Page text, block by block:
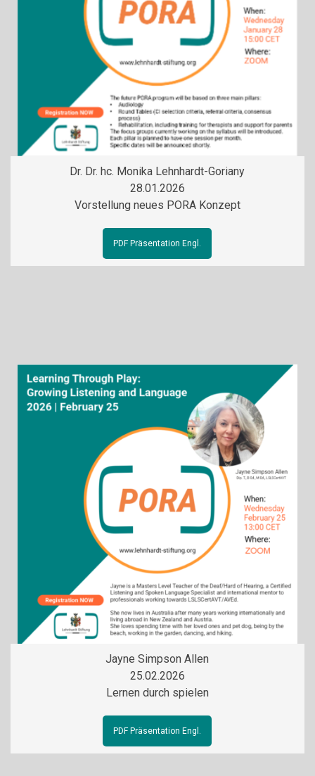
Dr. Dr. hc. Monika Lehnhardt-Goriany
28.01.2026
Vorstellung neues PORA Konzept
PDF Präsentation Engl.
Jayne Simpson Allen
25.02.2026
Lernen durch spielen
PDF Präsentation Engl.